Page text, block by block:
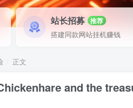
站长招募 推荐
搭建同款网站挂机赚钱
正文
and the